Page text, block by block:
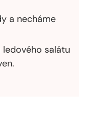
a necháme
salátu